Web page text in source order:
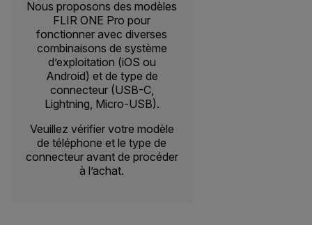
Nous proposons des modèles
FLIR ONE Pro pour
fonctionner avec diverses
combinaisons de système
d’exploitation (iOS ou
Android) et de type de
connecteur (USB-C,
Lightning, Micro-USB).
Veuillez vérifier votre modèle
de téléphone et le type de
connecteur avant de procéder
à l’achat.